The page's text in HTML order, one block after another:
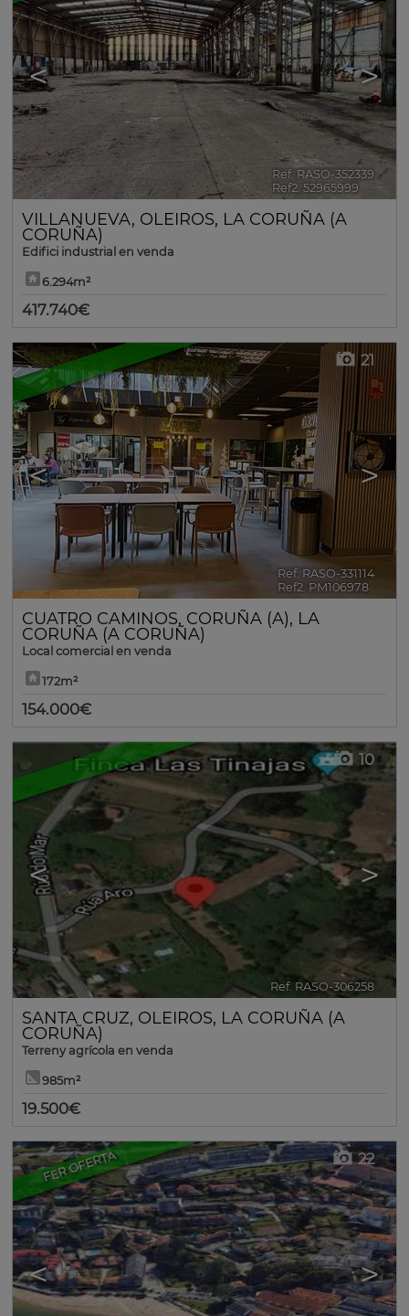
< >
Ref. RASO-352339 🔗
Ref2. 52965999
VILLANUEVA, OLEIROS, LA CORUÑA (A
CORUÑA)
Edifici industrial en venda
6.294m²
417.740€
< >
21
Ref. RASO-331114
Ref2. PM106978
CUATRO CAMINOS, CORUÑA (A), LA
CORUÑA (A CORUÑA)
Local comercial en venda
172m²
154.000€
< >
10
Ref. RASO-306258
SANTA CRUZ, OLEIROS, LA CORUÑA (A
CORUÑA)
Terreny agrícola en venda
985m²
19.500€
FER OFERTA
< >
22